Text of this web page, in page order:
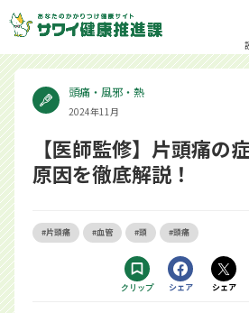
頭痛・風邪・熱
2024年11月
【医師監修】片頭痛の
原因を徹底解説！
#片頭痛 #血管 #頭 #頭痛
クリップ Facebookで
シェア
Xで
シェア